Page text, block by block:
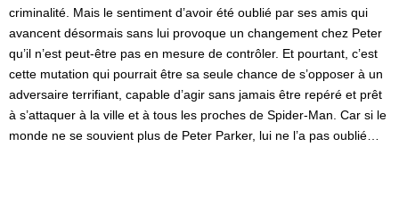
criminalité. Mais le sentiment d’avoir été oublié par ses amis qui
avancent désormais sans lui provoque un changement chez Peter
qu’il n’est peut-être pas en mesure de contrôler. Et pourtant, c’est
cette mutation qui pourrait être sa seule chance de s’opposer à un
adversaire terrifiant, capable d’agir sans jamais être repéré et prêt
à s’attaquer à la ville et à tous les proches de Spider-Man. Car si le
monde ne se souvient plus de Peter Parker, lui ne l’a pas oublié…